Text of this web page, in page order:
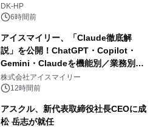
DK-HP
6時間前
アイスマイリー、「Claude徹底解
説」を公開！ChatGPT・Copilot・
Gemini・Claudeを機能別／業務別に
比較―自社に合う生成AIの選び方がわ
かる実践ガイド
株式会社アイスマイリー
12時間前
アスクル、新代表取締役社長CEOに成
松 岳志が就任